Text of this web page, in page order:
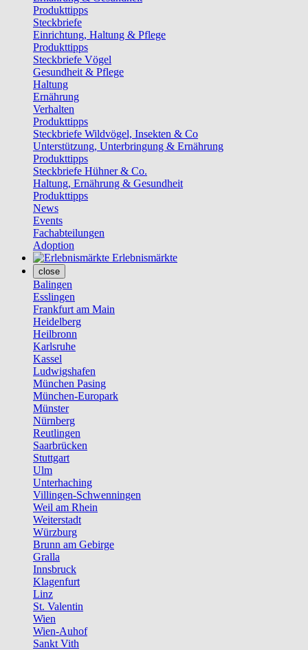
Produkttipps
Steckbriefe
Einrichtung, Haltung & Pflege
Produkttipps
Steckbriefe Vögel
Gesundheit & Pflege
Haltung
Ernährung
Verhalten
Produkttipps
Steckbriefe Wildvögel, Insekten & Co
Unterstützung, Unterbringung & Ernährung
Produkttipps
Steckbriefe Hühner & Co.
Haltung, Ernährung & Gesundheit
Produkttipps
News
Events
Fachabteilungen
Adoption
Erlebnismärkte
close
Balingen
Esslingen
Frankfurt am Main
Heidelberg
Heilbronn
Karlsruhe
Kassel
Ludwigshafen
München Pasing
München-Europark
Münster
Nürnberg
Reutlingen
Saarbrücken
Stuttgart
Ulm
Unterhaching
Villingen-Schwenningen
Weil am Rhein
Weiterstadt
Würzburg
Brunn am Gebirge
Gralla
Innsbruck
Klagenfurt
Linz
St. Valentin
Wien
Wien-Auhof
Sankt Vith